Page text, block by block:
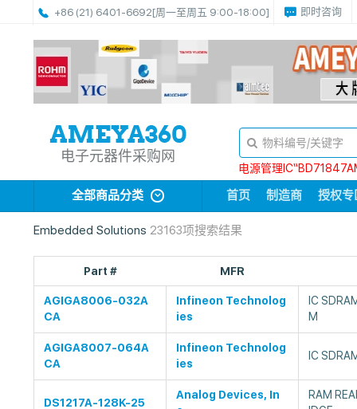
+86 (21) 6401-6692[周一至周五 9:00-18:00] 即时咨询
电子元器件采购网
电源管理
全部商品分类 首页 制造商 授权专
Embedded Solutions 23163项搜索结果
Part # MFR
AGIGA8006-032A
CA
Infineon Technolog
ies
IC
M
AGIGA8007-064A
CA
Infineon Technolog
ies
IC
DS1217A-128K-25
Analog Devices, In
RAM